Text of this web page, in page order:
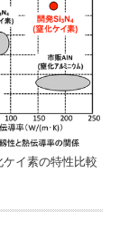
イ素の特性比較